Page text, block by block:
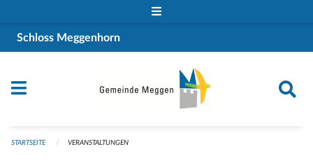
Schloss Meggenhorn
STARTSEITE VERANSTALTUNGEN